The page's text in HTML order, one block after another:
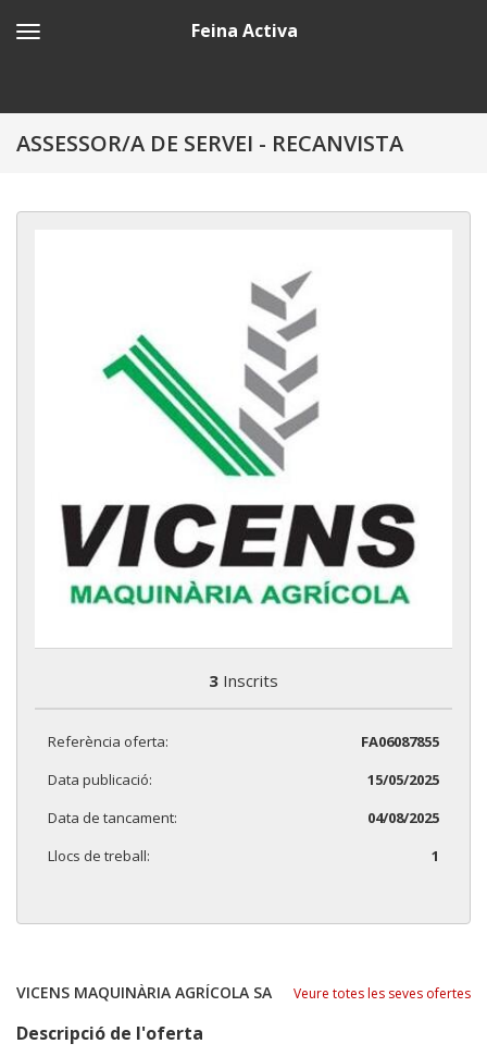
Feina Activa
ASSESSOR/A DE SERVEI - RECANVISTA
3 Inscrits
Referència oferta:
FA06087855
Data publicació:
15/05/2025
Data de tancament:
04/08/2025
Llocs de treball:
1
VICENS MAQUINÀRIA AGRÍCOLA SA Veure totes les seves ofertes
Descripció de l'oferta